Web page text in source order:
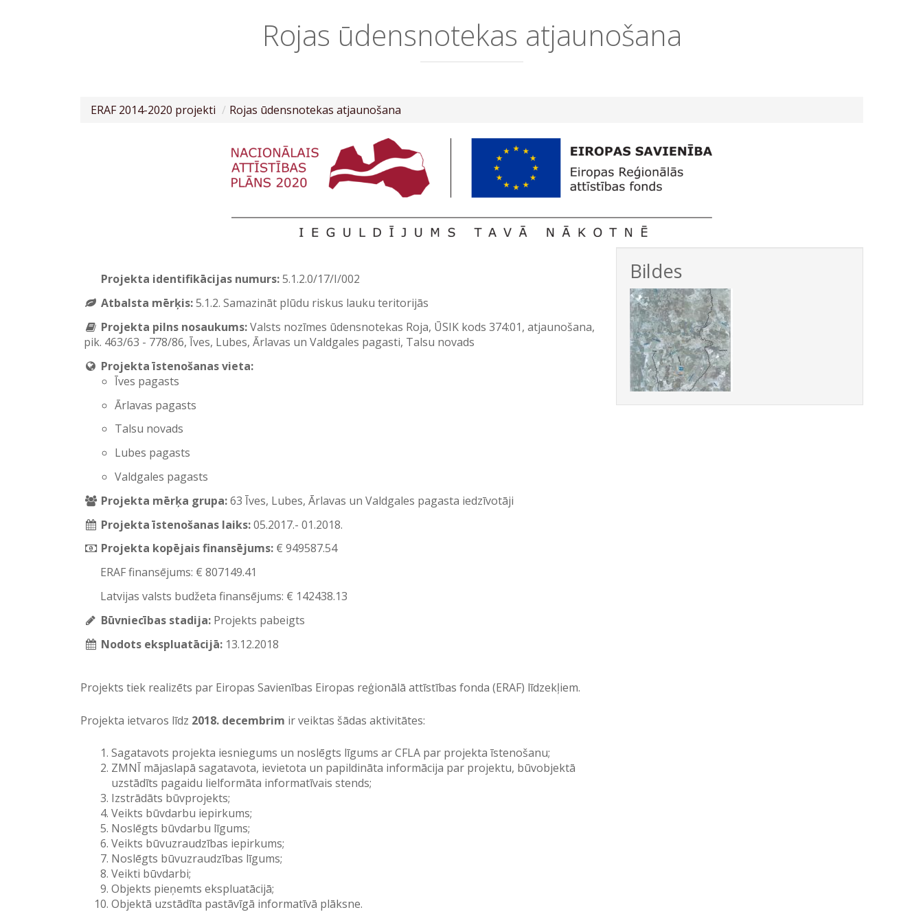
Rojas ūdensnotekas atjaunošana
ERAF 2014-2020 projekti Rojas ūdensnotekas atjaunošana
Projekta identifikācijas numurs:5.1.2.0/17/I/002
Atbalsta mērķis:5.1.2. Samazināt plūdu riskus lauku teritorijās
Projekta pilns nosaukums:Valsts nozīmes ūdensnotekas Roja, ŪSIK kods 374:01, atjaunošana,
pik. 463/63 - 778/86, Īves, Lubes, Ārlavas un Valdgales pagasti, Talsu novads
Projekta īstenošanas vieta:
Īves pagasts
Ārlavas pagasts
Talsu novads
Lubes pagasts
Valdgales pagasts
Projekta mērķa grupa:63 Īves, Lubes, Ārlavas un Valdgales pagasta iedzīvotāji
Projekta īstenošanas laiks:05.2017.- 01.2018.
Projekta kopējais finansējums: € 949587.54
ERAF finansējums: € 807149.41
Latvijas valsts budžeta finansējums: € 142438.13
Būvniecības stadija: Projekts pabeigts
Nodots ekspluatācijā: 13.12.2018
Projekts tiek realizēts par Eiropas Savienības Eiropas reģionālā attīstības fonda (ERAF) līdzekļiem.
Projekta ietvaros līdz 2018. decembrim ir veiktas šādas aktivitātes:
Sagatavots projekta iesniegums un noslēgts līgums ar CFLA par projekta īstenošanu;
ZMNĪ mājaslapā sagatavota, ievietota un papildināta informācija par projektu, būvobjektā
uzstādīts pagaidu lielformāta informatīvais stends;
Izstrādāts būvprojekts;
Veikts būvdarbu iepirkums;
Noslēgts būvdarbu līgums;
Veikts būvuzraudzības iepirkums;
Noslēgts būvuzraudzības līgums;
Veikti būvdarbi;
Objekts pieņemts ekspluatācijā;
Objektā uzstādīta pastāvīgā informatīvā plāksne.
Bildes